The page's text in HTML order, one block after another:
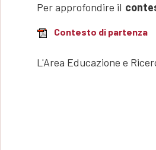
Per approfondire il
Contesto di partenza
L'Area Educazione e